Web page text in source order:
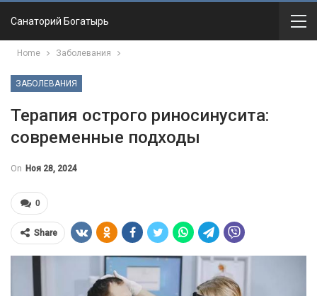
Санаторий Богатырь
Home Заболевания
ЗАБОЛЕВАНИЯ
Терапия острого риносинусита:
современные подходы
On Ноя 28, 2024
0
Share